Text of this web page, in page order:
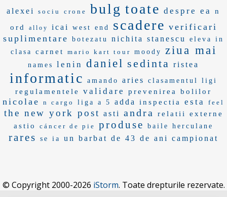
alexei sociu crone bulg toate despre ea
n
ord
alloy icai west end scadere verificari
suplimentare
botezatu nichita stanescu
eleva in
clasa
carnet mario kart tour moody ziua mai
names lenin daniel sedinta ristea
informatic amando aries clasamentul ligi
regulamentele validare prevenirea bolilor
nicolae n cargo liga a 5 adda inspectia esta feel
the new york post asti andra
relatii externe
astio
cáncer de pie produse baile herculane
rares se ia un barbat de 43 de ani campionat
© Copyright 2000-2026 iStorm. Toate drepturile rezervate.